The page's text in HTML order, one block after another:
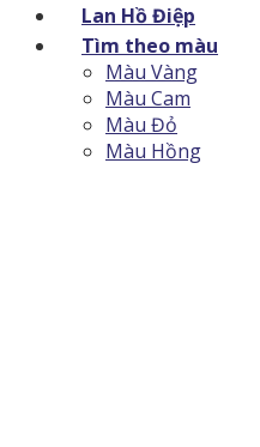
Lan Hồ Điệp
Tìm theo màu
Màu Vàng
Màu Cam
Màu Đỏ
Màu Hồng